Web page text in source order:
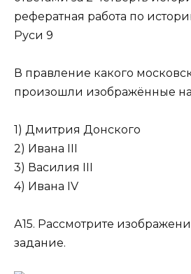
В правление какого
произошли изобра­жённые
1) Дмитрия Донского
2) Ивана III
3) Василия III
4) Ивана IV
А15. Рассмотрите
задание.